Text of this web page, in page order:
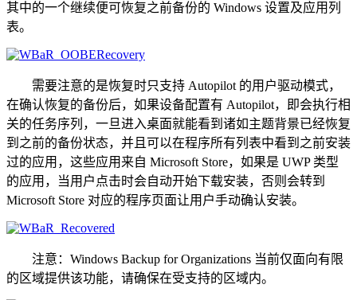
其中的一个继续便可恢复之前备份的 Windows 设置及应用列
表。
需要注意的是恢复时只支持 Autopilot 的用户驱动模式，
在确认恢复的备份后，如果设备配置有 Autopilot，即会执行相
关的任务序列，一旦进入桌面就能看到诸如主题背景已经恢复
到之前的备份状态，并且可以在程序所有列表中看到之前安装
过的应用，这些应用来自 Microsoft Store，如果是 UWP 类型
的应用，当用户点击时会自动开始下载安装，否则会转到
Microsoft Store 对应的程序页面让用户手动确认安装。
注意：Windows Backup for Organizations 当前仅面向有限
的区域提供该功能，请确保在受支持的区域内。